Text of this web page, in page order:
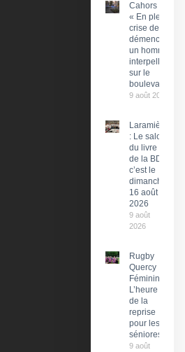
Cahors :
« En pleine
crise de
démence »,
un homme
interpellé
sur le
boulevard
9 août 2026
Laramière
: Le salon
du livre et
de la BD,
c’est le
dimanche
16 août
2026
9 août
2026
Rugby
Quercy
Féminin :
L’heure
de la
reprise
pour les
séniores
9 août